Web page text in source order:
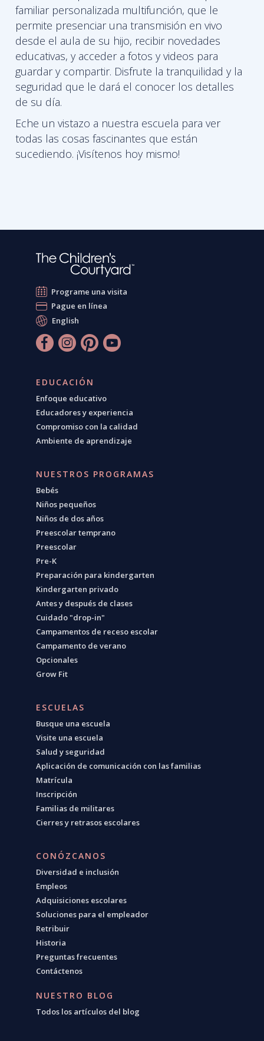
familiar personalizada multifunción, que le
permite presenciar una transmisión en vivo
desde el aula de su hijo, recibir novedades
educativas, y acceder a fotos y videos para
guardar y compartir. Disfrute la tranquilidad y la
seguridad que le dará el conocer los detalles
de su día.
Eche un vistazo a nuestra escuela para ver
todas las cosas fascinantes que están
sucediendo. ¡Visítenos hoy mismo!
Programe una visita
Pague en línea
English
EDUCACIÓN
Enfoque educativo
Educadores y experiencia
Compromiso con la calidad
Ambiente de aprendizaje
NUESTROS PROGRAMAS
Bebés
Niños pequeños
Niños de dos años
Preescolar temprano
Preescolar
Pre-K
Preparación para kindergarten
Kindergarten privado
Antes y después de clases
Cuidado "drop-in"
Campamentos de receso escolar
Campamento de verano
Opcionales
Grow Fit
ESCUELAS
Busque una escuela
Visite una escuela
Salud y seguridad
Aplicación de comunicación con las familias
Matrícula
Inscripción
Familias de militares
Cierres y retrasos escolares
CONÓZCANOS
Diversidad e inclusión
Empleos
Adquisiciones escolares
Soluciones para el empleador
Retribuir
Historia
Preguntas frecuentes
Contáctenos
NUESTRO BLOG
Todos los artículos del blog